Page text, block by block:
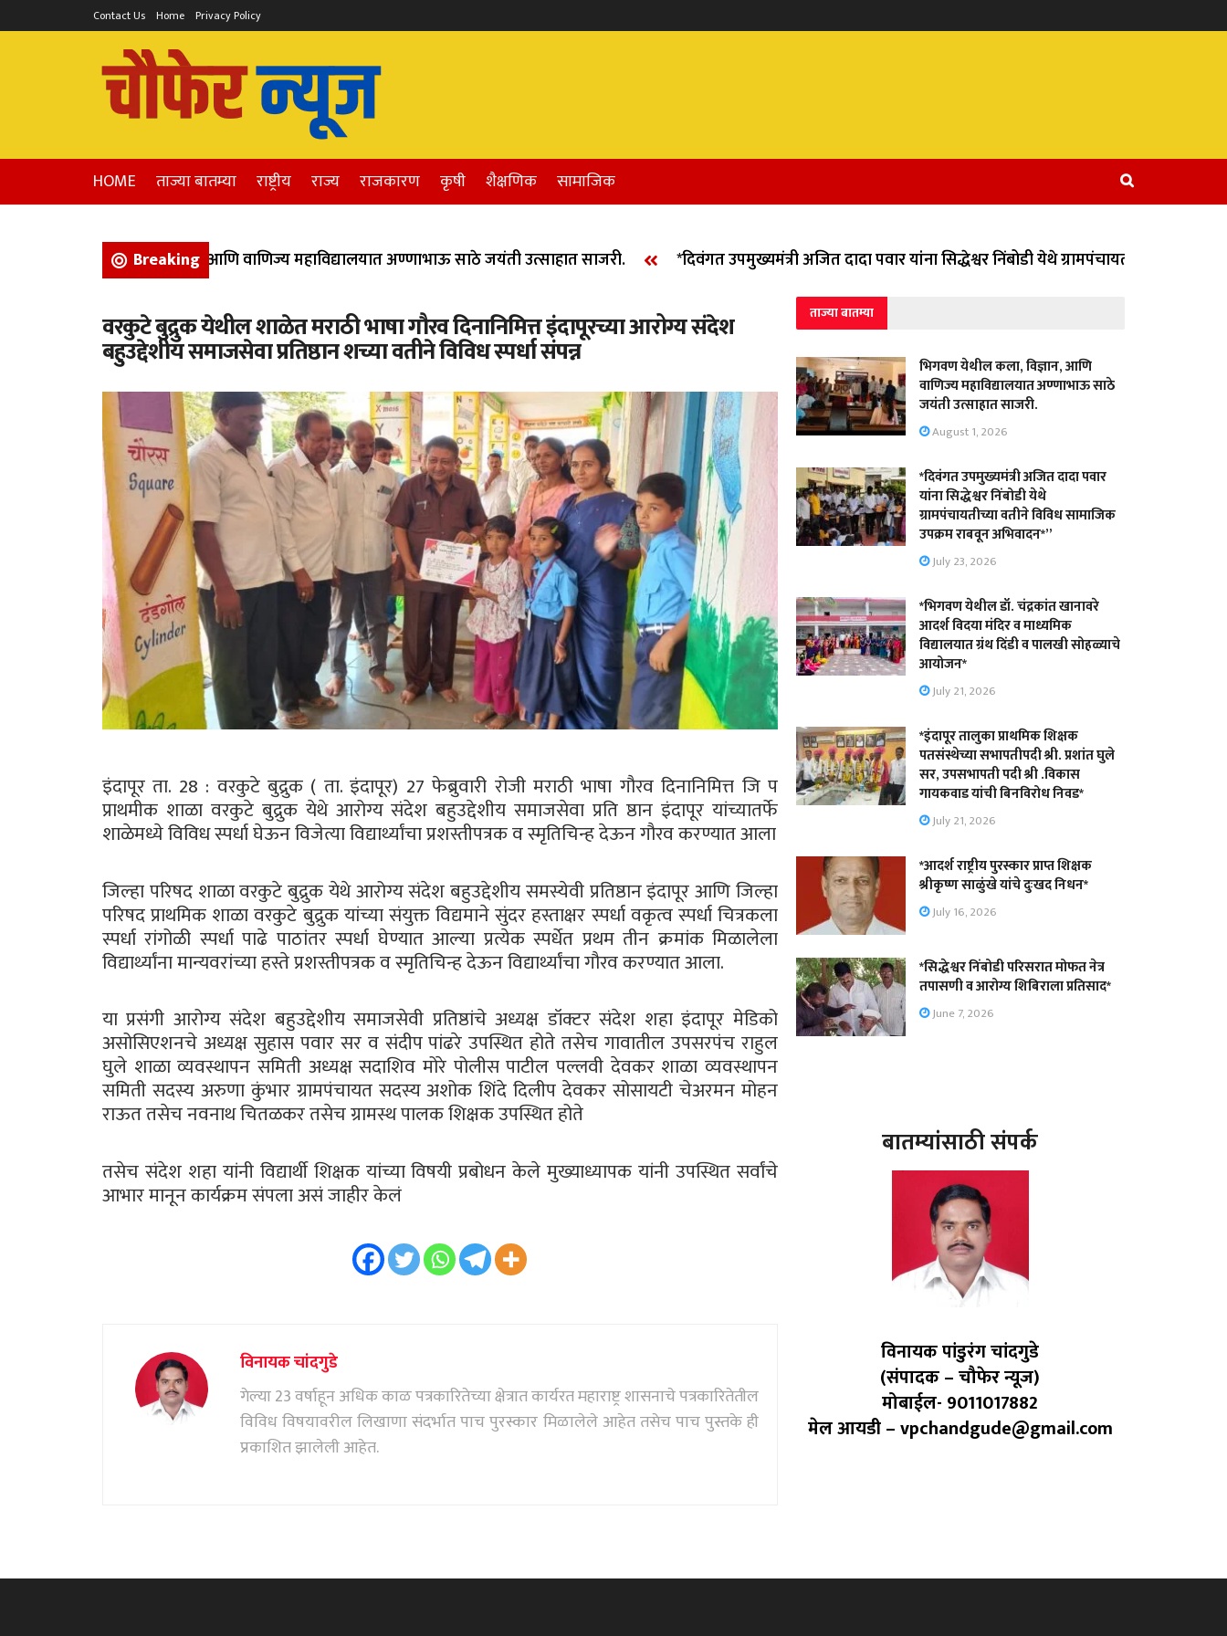
Contact Us Home Privacy Policy
HOME ताज्या बातम्या राष्ट्रीय राज्य राजकारण कृषी शैक्षणिक सामाजिक
Breaking
भिगवण येथील कला, विज्ञान, आणि वाणिज्य महाविद्यालयात अण्णाभाऊ साठे जयंती उत्साहात साजरी. *दिवंगत उपमुख्यमंत्री अजित दादा पवार यांना सिद्धेश्वर निंबोडी येथे ग्रामपंचायतीच्या वतीने
वरकुटे बुद्रुक येथील शाळेत मराठी भाषा गौरव दिनानिमित्त इंदापूरच्या आरोग्य संदेश
बहुउद्देशीय समाजसेवा प्रतिष्ठान शच्या वतीने विविध स्पर्धा संपन्न
इंदापूर ता. 28 : वरकुटे बुद्रुक ( ता. इंदापूर) 27 फेब्रुवारी रोजी मराठी भाषा गौरव दिनानिमित्त जि प
प्राथमीक शाळा वरकुटे बुद्रुक येथे आरोग्य संदेश बहुउद्देशीय समाजसेवा प्रति ष्ठान इंदापूर यांच्यातर्फे
शाळेमध्ये विविध स्पर्धा घेऊन विजेत्या विद्यार्थ्यांचा प्रशस्तीपत्रक व स्मृतिचिन्ह देऊन गौरव करण्यात आला
जिल्हा परिषद शाळा वरकुटे बुद्रुक येथे आरोग्य संदेश बहुउद्देशीय समस्येवी प्रतिष्ठान इंदापूर आणि जिल्हा
परिषद प्राथमिक शाळा वरकुटे बुद्रुक यांच्या संयुक्त विद्यमाने सुंदर हस्ताक्षर स्पर्धा वकृत्व स्पर्धा चित्रकला
स्पर्धा रांगोळी स्पर्धा पाढे पाठांतर स्पर्धा घेण्यात आल्या प्रत्येक स्पर्धेत प्रथम तीन क्रमांक मिळालेला
विद्यार्थ्यांना मान्यवरांच्या हस्ते प्रशस्तीपत्रक व स्मृतिचिन्ह देऊन विद्यार्थ्यांचा गौरव करण्यात आला.
या प्रसंगी आरोग्य संदेश बहुउद्देशीय समाजसेवी प्रतिष्ठांचे अध्यक्ष डॉक्टर संदेश शहा इंदापूर मेडिको
असोसिएशनचे अध्यक्ष सुहास पवार सर व संदीप पांढरे उपस्थित होते तसेच गावातील उपसरपंच राहुल
घुले शाळा व्यवस्थापन समिती अध्यक्ष सदाशिव मोरे पोलीस पाटील पल्लवी देवकर शाळा व्यवस्थापन
समिती सदस्य अरुणा कुंभार ग्रामपंचायत सदस्य अशोक शिंदे दिलीप देवकर सोसायटी चेअरमन मोहन
राऊत तसेच नवनाथ चितळकर तसेच ग्रामस्थ पालक शिक्षक उपस्थित होते
तसेच संदेश शहा यांनी विद्यार्थी शिक्षक यांच्या विषयी प्रबोधन केले मुख्याध्यापक यांनी उपस्थित सर्वांचे
आभार मानून कार्यक्रम संपला असं जाहीर केलं
विनायक चांदगुडे
गेल्या 23 वर्षाहून अधिक काळ पत्रकारितेच्या क्षेत्रात कार्यरत महाराष्ट्र शासनाचे पत्रकारितेतील
विविध विषयावरील लिखाणा संदर्भात पाच पुरस्कार मिळालेले आहेत तसेच पाच पुस्तके ही
प्रकाशित झालेली आहेत.
ताज्या बातम्या
भिगवण येथील कला, विज्ञान, आणि
वाणिज्य महाविद्यालयात अण्णाभाऊ साठे
जयंती उत्साहात साजरी.
August 1, 2026
*दिवंगत उपमुख्यमंत्री अजित दादा पवार
यांना सिद्धेश्वर निंबोडी येथे
ग्रामपंचायतीच्या वतीने विविध सामाजिक
उपक्रम राबवून अभिवादन*”
July 23, 2026
*भिगवण येथील डॉ. चंद्रकांत खानावरे
आदर्श विदया मंदिर व माध्यमिक
विद्यालयात ग्रंथ दिंडी व पालखी सोहळ्याचे
आयोजन*
July 21, 2026
*इंदापूर तालुका प्राथमिक शिक्षक
पतसंस्थेच्या सभापतीपदी श्री. प्रशांत घुले
सर, उपसभापती पदी श्री .विकास
गायकवाड यांची बिनविरोध निवड*
July 21, 2026
*आदर्श राष्ट्रीय पुरस्कार प्राप्त शिक्षक
श्रीकृष्ण साळुंखे यांचे दुःखद निधन*
July 16, 2026
*सिद्धेश्वर निंबोडी परिसरात मोफत नेत्र
तपासणी व आरोग्य शिबिराला प्रतिसाद*
June 7, 2026
बातम्यांसाठी संपर्क
विनायक पांडुरंग चांदगुडे
(संपादक – चौफेर न्यूज)
मोबाईल- 9011017882
मेल आयडी – vpchandgude@gmail.com